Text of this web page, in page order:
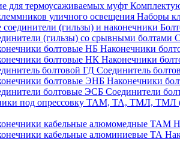
Наборы
Наконечники
Наконечники
Соединитель
Наконечники
Соединители